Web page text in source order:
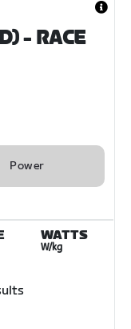
- RACE
Power
WATTS
W/kg